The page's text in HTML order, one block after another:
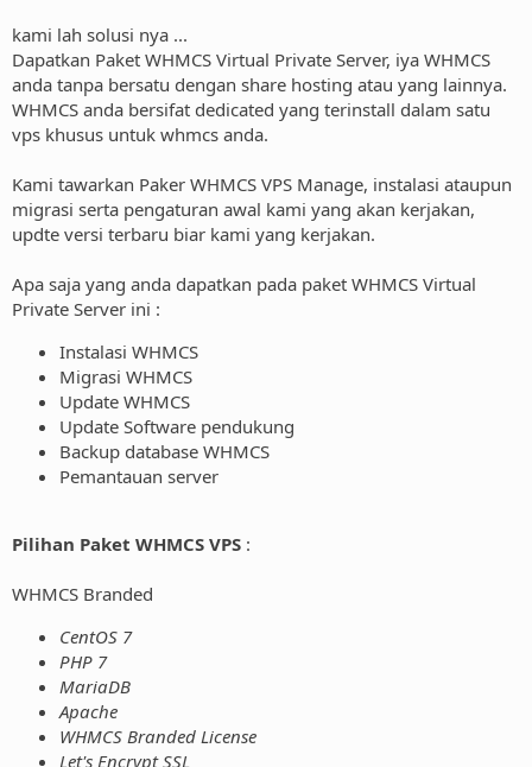
kami lah solusi nya ...
Dapatkan Paket WHMCS Virtual Private Server, iya WHMCS
anda tanpa bersatu dengan share hosting atau yang lainnya.
WHMCS anda bersifat dedicated yang terinstall dalam satu
vps khusus untuk whmcs anda.
Kami tawarkan Paker WHMCS VPS Manage, instalasi ataupun
migrasi serta pengaturan awal kami yang akan kerjakan,
updte versi terbaru biar kami yang kerjakan.
Apa saja yang anda dapatkan pada paket WHMCS Virtual
Private Server ini :
Instalasi WHMCS
Migrasi WHMCS
Update WHMCS
Update Software pendukung
Backup database WHMCS
Pemantauan server
Pilihan Paket WHMCS VPS :
WHMCS Branded
CentOS 7
PHP 7
MariaDB
Apache
WHMCS Branded License
Let's Encrypt SSL